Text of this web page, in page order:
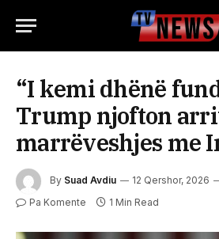
“I kemi dhënë
Trump njofton
marrëveshjes me
By Suad Avdiu 12 Qershor, 2026
Pa Komente 1 Min Read